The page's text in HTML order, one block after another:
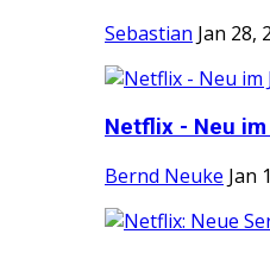
Sebastian Jan 28,
Netflix - Neu
Bernd Neuke Jan